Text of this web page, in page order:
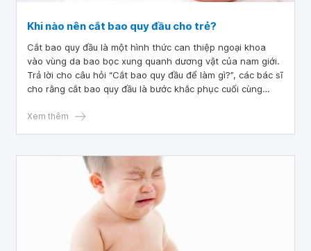
Khi nào nên cắt bao quy đầu cho trẻ?
Cắt bao quy đầu là một hình thức can thiệp ngoại khoa
vào vùng da bao bọc xung quanh dương vật của nam giới.
Trả lời cho câu hỏi “Cắt bao quy đầu để làm gì?”, các bác sĩ
cho rằng cắt bao quy đầu là bước khắc phục cuối cùng
vệ sinh liên quan đến các bất thường vùng da quy đầu.
Xem thêm